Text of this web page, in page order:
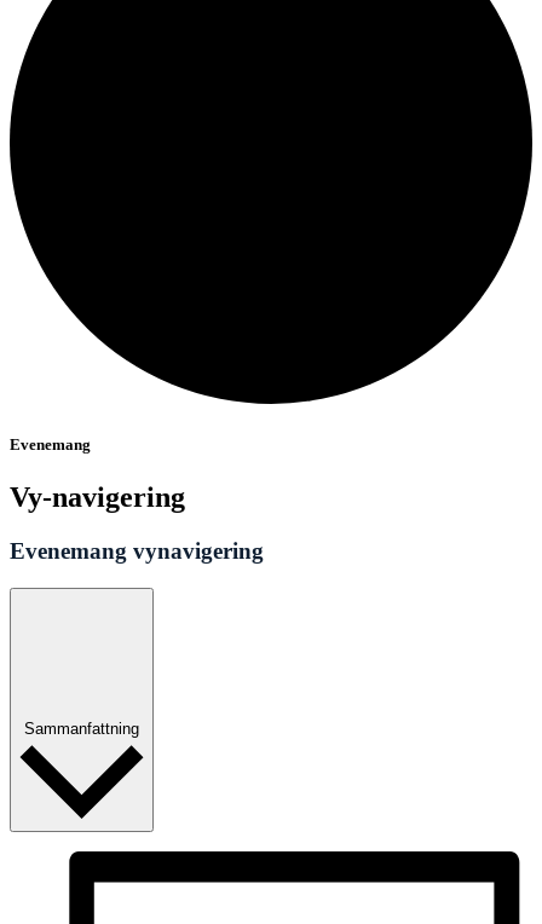
Evenemang
Vy-navigering
Evenemang vynavigering
Sammanfattning